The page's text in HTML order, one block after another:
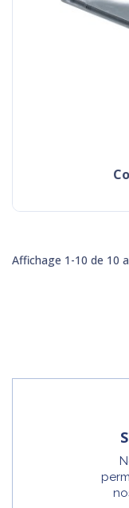
Affichage 1-10 de 10